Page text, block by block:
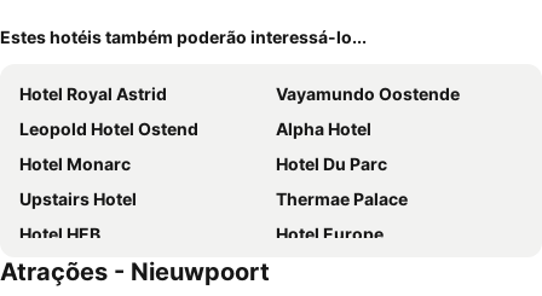
Estes hotéis também poderão interessá-lo...
Hotel Royal Astrid
Vayamundo Oostende
Leopold Hotel Ostend
Alpha Hotel
Hotel Monarc
Hotel Du Parc
Upstairs Hotel
Thermae Palace
Hotel HEB
Hotel Europe
ibis De Panne
Atrações - Nieuwpoort